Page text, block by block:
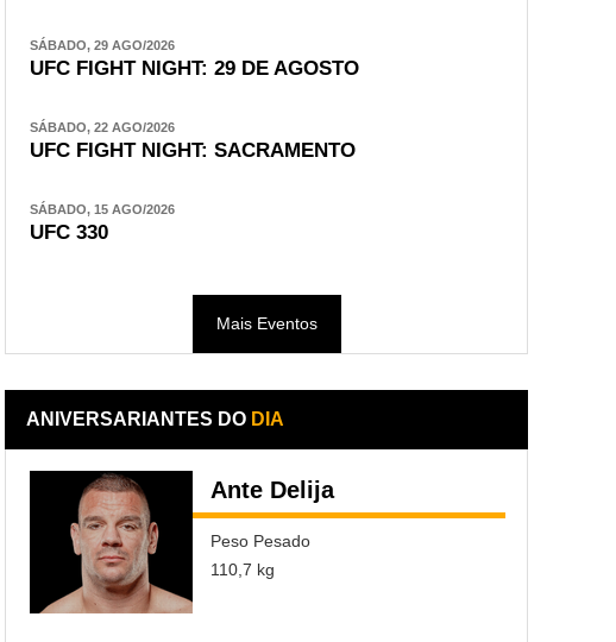
SÁBADO, 29 AGO/2026
UFC FIGHT NIGHT: 29 DE AGOSTO
SÁBADO, 22 AGO/2026
UFC FIGHT NIGHT: SACRAMENTO
SÁBADO, 15 AGO/2026
UFC 330
Mais Eventos
ANIVERSARIANTES DO DIA
Ante Delija
Peso Pesado
110,7 kg